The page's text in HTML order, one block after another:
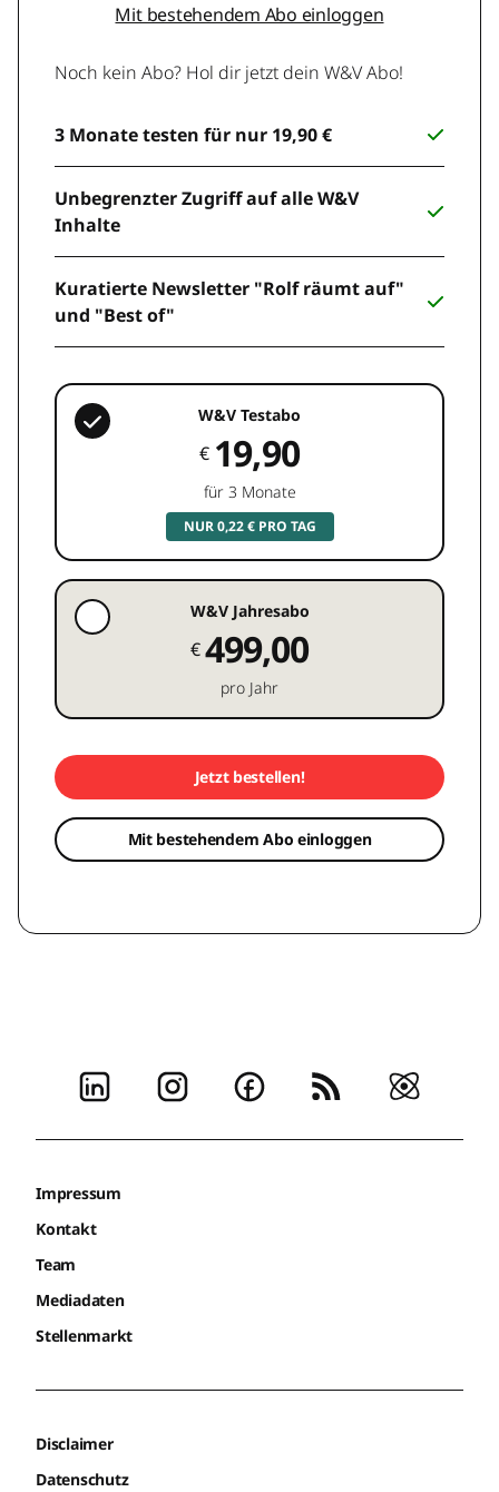
Mit bestehendem Abo einloggen
Noch kein Abo? Hol dir jetzt dein W&V Abo!
3 Monate testen für nur 19,90 €
Unbegrenzter Zugriff auf alle W&V
Inhalte
Kuratierte Newsletter "Rolf räumt auf"
und "Best of"
W&V Testabo
€ 19,90
für 3 Monate
NUR 0,22 € PRO TAG
W&V Jahresabo
€499,00
pro Jahr
Jetzt bestellen!
Mit bestehendem Abo einloggen
Impressum
Kontakt
Team
Mediadaten
Stellenmarkt
Disclaimer
Datenschutz